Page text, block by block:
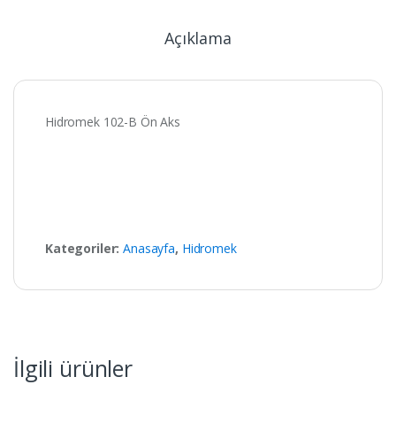
Açıklama
Hidromek 102-B Ön Aks
Kategoriler:Anasayfa, Hidromek
İlgili ürünler